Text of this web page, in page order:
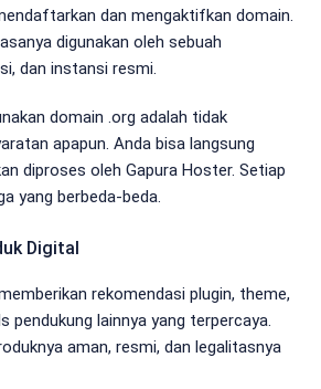
dan mengaktifkan domain.
digunakan oleh sebuah
dan instansi resmi.
domain .org adalah tidak
apapun. Anda bisa langsung
diproses oleh Gapura Hoster. Setiap
yang berbeda-beda.
Digital
rekomendasi plugin, theme,
pendukung lainnya yang terpercaya.
aman, resmi, dan legalitasnya